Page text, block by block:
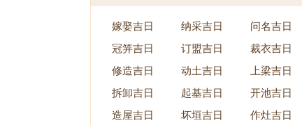
嫁娶吉日 纳采吉日 问名吉日
冠笄吉日
订盟吉日 裁衣吉日
修造吉日
动土吉日 上梁吉日
拆卸吉日
起基吉日 开池吉日
造屋吉日
坏垣吉日 作灶吉日